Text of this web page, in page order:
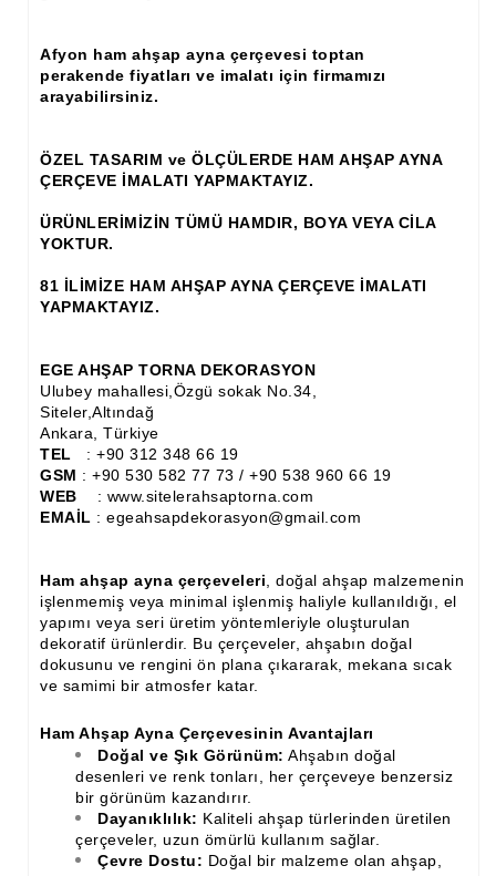
Ahşap Seperatör
Ahşap Sütun
Ahşap Tavan Göbeği
Burgulu Çıta İmalatı, Modelleri
Cibinlik
Diğer Ahşap Ürünler
İthal Çıta İmalatı, Modelleri
İthal Ahşap Oyma İmalatı
Kapı ve Çerçeve Çıtaları
Kartonpiyer Kapı Vitrin Çıtaları
Kontra Mdf Cnc Seperatör
Kontraplak Aplik İmalatı Modelleri
Köşe ve Kartonpiyer Profilleri
Lambri Kapı Kavisleri
Lambri Kapı Yayları
Masif Oymalı Modeller
Masif Üzeri Cnc Yazı, Desen, Logo İşleme
Afyon ham ahşap ayna çerçevesi toptan
perakende fiyatları ve imalatı için firmamızı
arayabilirsiniz.
ÖZEL TASARIM ve ÖLÇÜLERDE HAM AHŞAP AYNA
ÇERÇEVE İMALATI YAPMAKTAYIZ.
ÜRÜNLERİMİZİN TÜMÜ HAMDIR, BOYA VEYA CİLA
YOKTUR.
81 İLİMİZE HAM AHŞAP AYNA ÇERÇEVE İMALATI
YAPMAKTAYIZ.
EGE AHŞAP TORNA DEKORASYON
Ulubey mahallesi,Özgü sokak No.34,
Siteler,Altındağ
Ankara, Türkiye
TEL : +90 312 348 66 19
GSM : +90 530 582 77 73 / +90 538 960 66 19
WEB : www.sitelerahsaptorna.com
EMAİL : egeahsapdekorasyon@gmail.com
Ham ahşap ayna çerçeveleri , doğal ahşap malzemenin
işlenmemiş veya minimal işlenmiş haliyle kullanıldığı, el
yapımı veya seri üretim yöntemleriyle oluşturulan
dekoratif ürünlerdir. Bu çerçeveler, ahşabın doğal
dokusunu ve rengini ön plana çıkararak, mekana sıcak
ve samimi bir atmosfer katar.
Ham Ahşap Ayna Çerçevesinin Avantajları
Doğal ve Şık Görünüm: Ahşabın doğal
desenleri ve renk tonları, her çerçeveye benzersiz
bir görünüm kazandırır.
Dayanıklılık: Kaliteli ahşap türlerinden üretilen
çerçeveler, uzun ömürlü kullanım sağlar.
Çevre Dostu: Doğal bir malzeme olan ahşap,